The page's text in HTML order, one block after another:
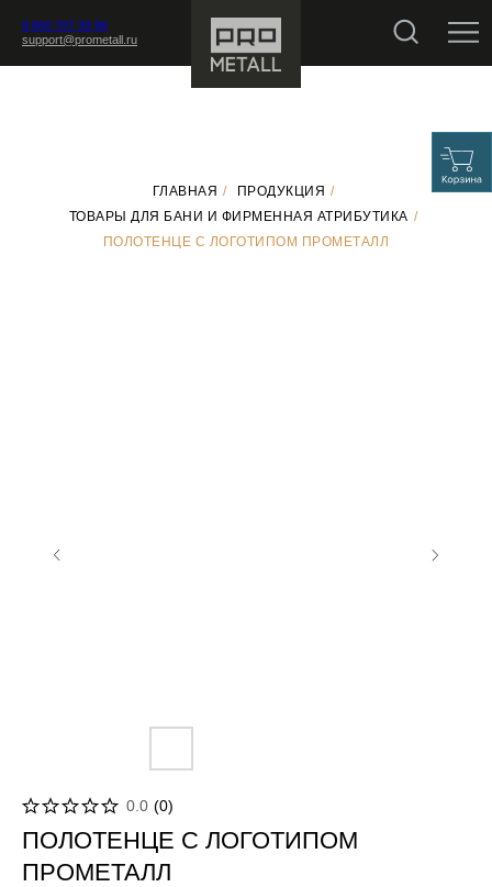
8 800 707 30 96
support@prometall.ru
ГЛАВНАЯ / ПРОДУКЦИЯ /
ТОВАРЫ ДЛЯ БАНИ И ФИРМЕННАЯ АТРИБУТИКА /
ПОЛОТЕНЦЕ С ЛОГОТИПОМ ПРОМЕТАЛЛ
0.0 (0)
ПОЛОТЕНЦЕ С ЛОГОТИПОМ
ПРОМЕТАЛЛ